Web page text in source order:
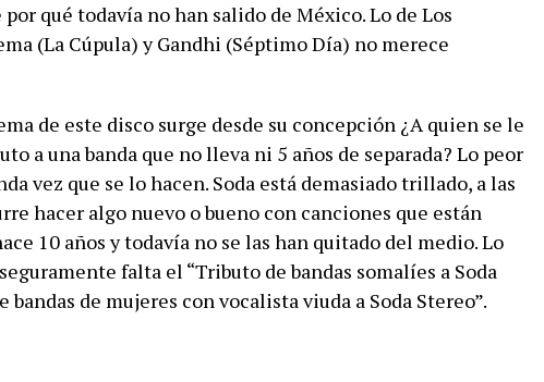
qué todavía no han salido de México. Lo de Los
(La Cúpula) y Gandhi (Séptimo Día) no merece
de este disco surge desde su concepción ¿A quien se le
a una banda que no lleva ni 5 años de separada? Lo peor
vez que se lo hacen. Soda está demasiado trillado, a las
hacer algo nuevo o bueno con canciones que están
10 años y todavía no se las han quitado del medio. Lo
falta el “Tributo de bandas somalíes a Soda
bandas de mujeres con vocalista viuda a Soda Stereo”.